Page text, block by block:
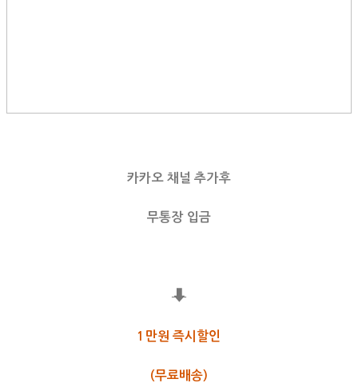
카카오 채널 추가후
무통장 입금
⬇
1만원 즉시할인
(무료배송)